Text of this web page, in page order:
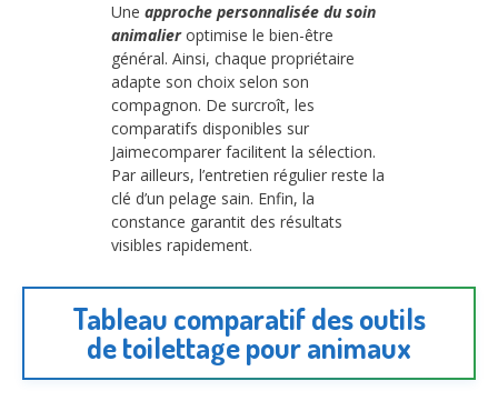
Une approche personnalisée du soin
animalieroptimise le bien-être
général. Ainsi, chaque propriétaire
adapte son choix selon son
compagnon. De surcroît, les
comparatifs disponibles sur
Jaimecomparer facilitent la sélection.
Par ailleurs, l’entretien régulier reste la
clé d’un pelage sain. Enfin, la
constance garantit des résultats
visibles rapidement.
Tableau comparatif des outils
de toilettage pour animaux